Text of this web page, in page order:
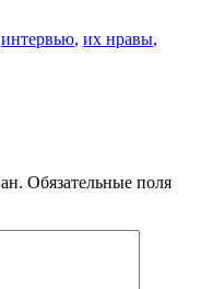
интервью, их нравы,
Обязательные поля